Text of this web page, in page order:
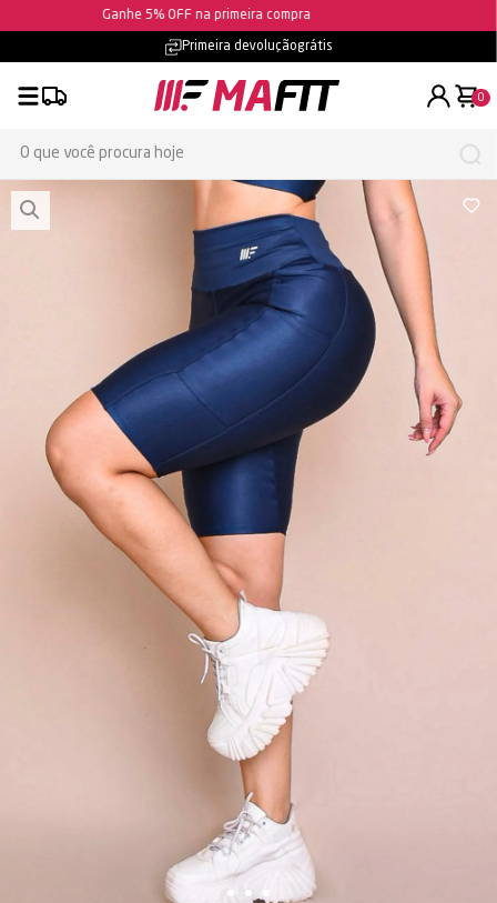
Ganhe 5% OFF na primeira compra
Frete grátis- confira as condições
0